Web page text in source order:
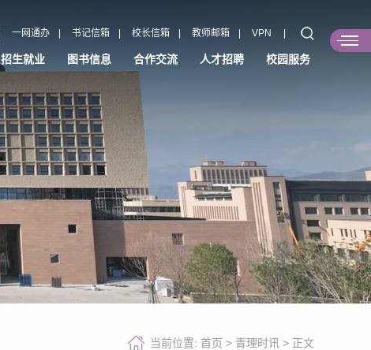
一网通办 书记信箱 校长信箱 教师邮箱 VPN
招生就业 图书信息 合作交流 人才招聘 校园服务
当前位置: 首页 > 青理时讯 > 正文